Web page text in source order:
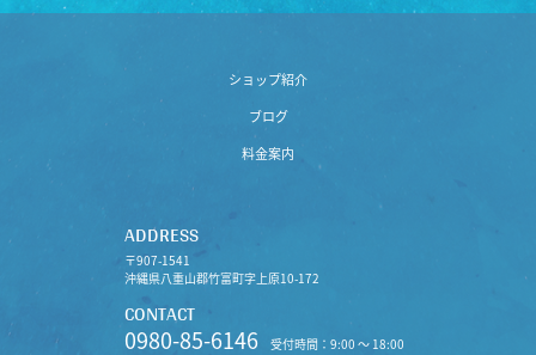
ショップ紹介
ブログ
料金案内
ADDRESS
〒907-1541
沖縄県八重山郡竹富町字上原10-172
CONTACT
0980-85-6146 受付時間：9:00 〜 18:00